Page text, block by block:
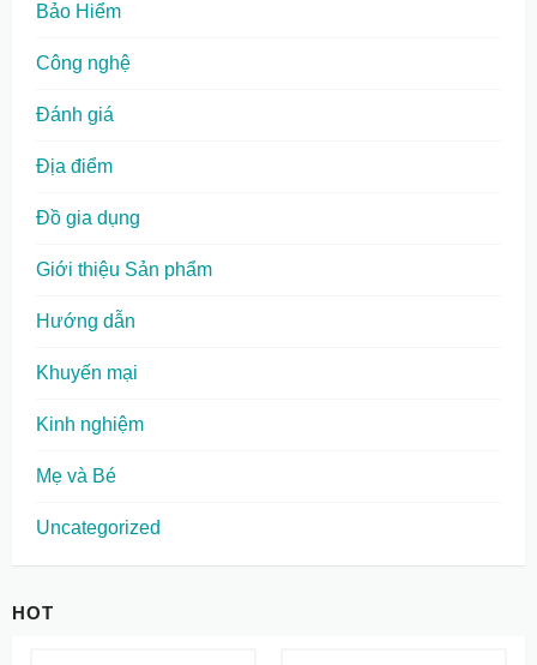
Bảo Hiểm
Công nghệ
Đánh giá
Địa điểm
Đồ gia dụng
Giới thiệu Sản phẩm
Hướng dẫn
Khuyến mại
Kinh nghiệm
Mẹ và Bé
Uncategorized
HOT